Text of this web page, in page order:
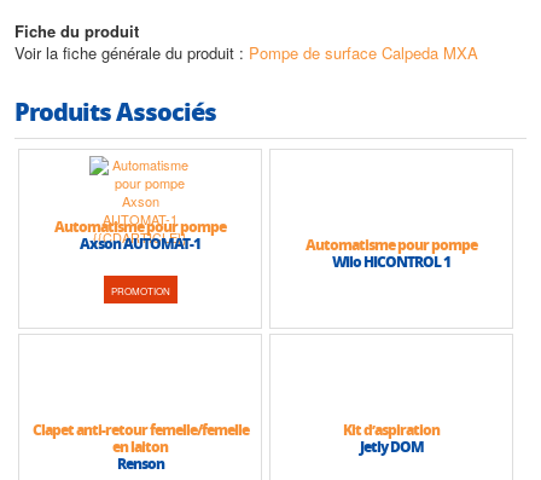
Fiche du produit
Voir la fiche générale du produit : Pompe de surface Calpeda MXA
Produits Associés
PROMOTION
Automatisme pour pompe
Axson AUTOMAT-1
Automatisme pour pompe
Wilo HICONTROL 1
Clapet anti-retour femelle/femelle
en laiton
Renson
Kit d’aspiration
Jetly DOM